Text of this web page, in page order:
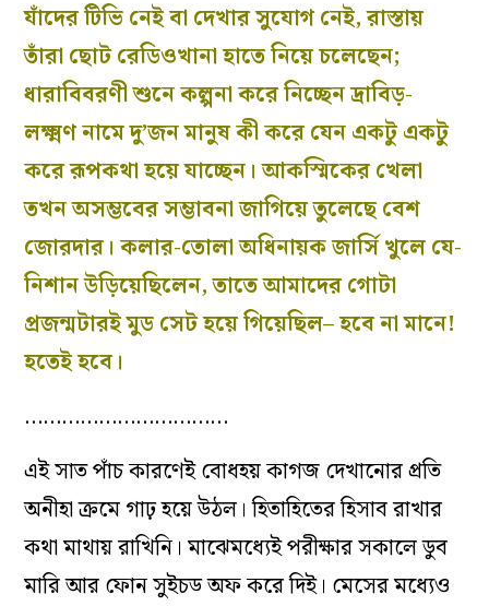
যাঁদের টিভি নেই বা দেখার সুযোগ নেই, রাস্তায়
তাঁরা ছোট রেডিওখানা হাতে নিয়ে চলেছেন;
ধারাবিবরণী শুনে কল্পনা করে নিচ্ছেন দ্রাবিড়-
লক্ষ্মণ নামে দু’জন মানুষ কী করে যেন একটু একটু
করে রূপকথা হয়ে যাচ্ছেন। আকস্মিকের খেলা
তখন অসম্ভবের সম্ভাবনা জাগিয়ে তুলেছে বেশ
জোরদার। কলার-তোলা অধিনায়ক জার্সি খুলে যে-
নিশান উড়িয়েছিলেন, তাতে আমাদের গোটা
প্রজন্মটারই মুড সেট হয়ে গিয়েছিল– হবে না মানে!
হতেই হবে।
……………………………
এই সাত পাঁচ কারণেই বোধহয় কাগজ দেখানোর প্রতি
অনীহা ক্রমে গাঢ় হয়ে উঠল। হিতাহিতের হিসাব রাখার
কথা মাথায় রাখিনি। মাঝেমধ্যেই পরীক্ষার সকালে ডুব
মারি আর ফোন সুইচড অফ করে দিই। মেসের মধ্যেও